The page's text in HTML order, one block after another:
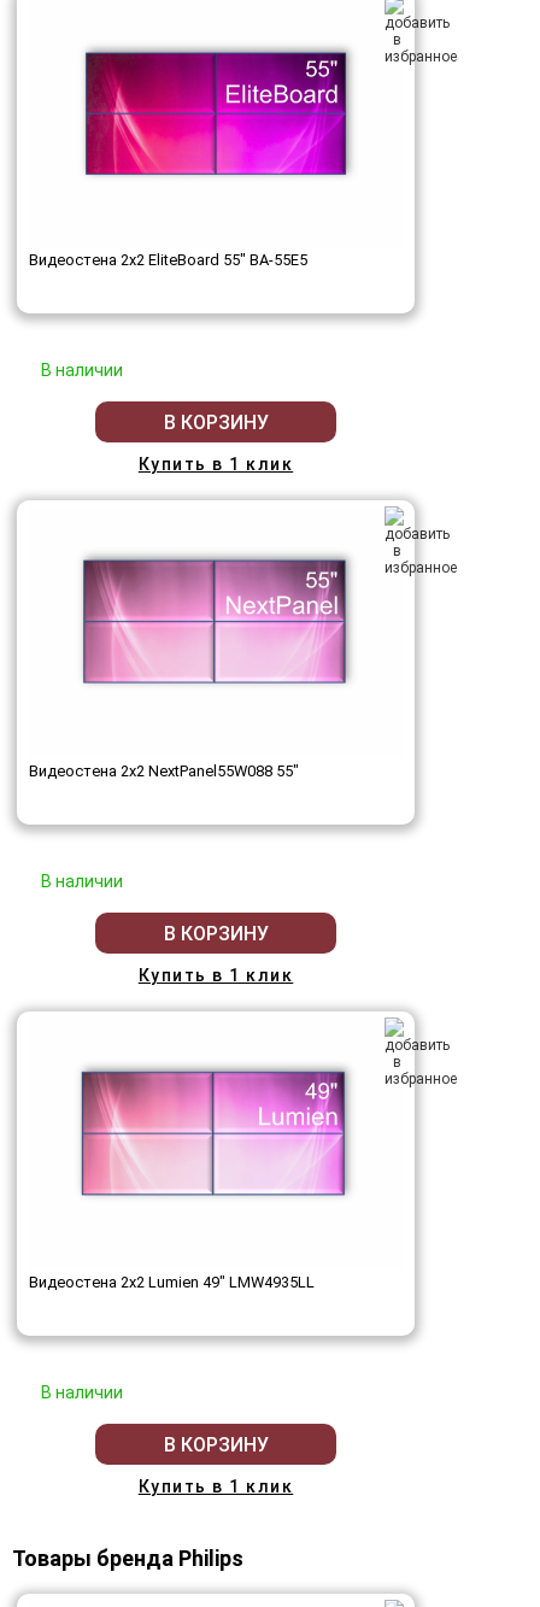
Видеостена 2x2 EliteBoard 55" BA-55E5
В наличии
В КОРЗИНУ
Купить в 1 клик
Видеостена 2x2 NextPanel55W088 55"
В наличии
В КОРЗИНУ
Купить в 1 клик
Видеостена 2x2 Lumien 49" LMW4935LL
В наличии
В КОРЗИНУ
Купить в 1 клик
Товары бренда Philips